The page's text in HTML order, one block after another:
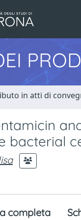
in atti di
bacterial
completa